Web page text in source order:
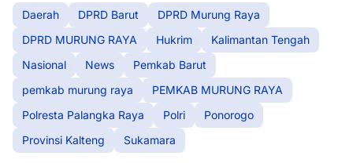
Daerah DPRD Barut
DPRD Murung Raya
DPRD MURUNG RAYA
Hukrim
Kalimantan Tengah
Nasional
News
Pemkab Barut
pemkab murung raya
PEMKAB MURUNG RAYA
Polresta Palangka Raya
Polri
Ponorogo
Provinsi Kalteng
Sukamara